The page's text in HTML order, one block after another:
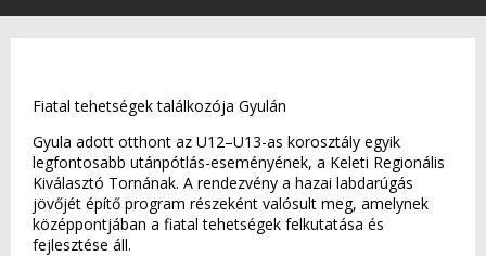
Fiatal tehetségek találkozója Gyulán
Gyula adott otthont az U12–U13-as korosztály egyik
legfontosabb utánpótlás-eseményének, a Keleti Regionális
Kiválasztó Tornának. A rendezvény a hazai labdarúgás
jövőjét építő program részeként valósult meg, amelynek
középpontjában a fiatal tehetségek felkutatása és
fejlesztése áll.